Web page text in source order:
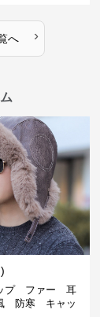
へ ›
プ ファー 耳
防寒 キャッ